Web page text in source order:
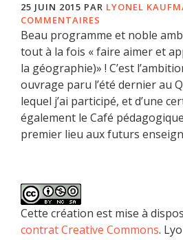
25 JUIN 2015 PAR LYONEL
COMMENTAIRES
Beau programme et noble
tout à la fois « faire aimer et
la géographie)» ! C’est
ouvrage paru l’été dernier au
lequel j’ai participé, et d’une
également le Café
premier lieu aux futurs
Cette création est mise à
contrat Creative Commons.